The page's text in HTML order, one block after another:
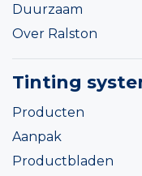
Duurzaam
Over Ralston
Tinting
Producten
Aanpak
Productbladen